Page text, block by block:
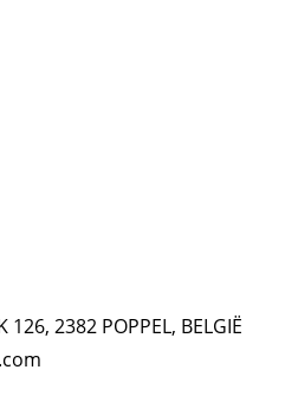
126, 2382 POPPEL, BELGIË